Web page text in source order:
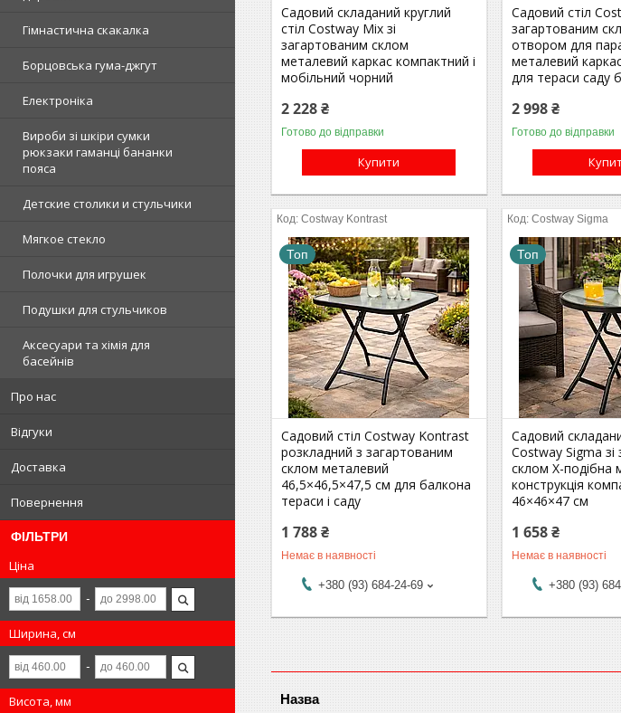
Гімнастична скакалка
Борцовська гума-джгут
Електроніка
Вироби зі шкіри сумки
рюкзаки гаманці бананки
пояса
Детские столики и стульчики
Мягкое стекло
Полочки для игрушек
Подушки для стульчиков
Аксесуари та хімія для
басейнів
Про нас
Відгуки
Доставка
Повернення
ФІЛЬТРИ
Ціна
Ширина, см
Висота, мм
Садовий складаний круглий
стіл Costway Mix зі
загартованим склом
металевий каркас компактний і
мобільний чорний
2 228 ₴
Готово до відправки
Купити
Садовий стіл
загартованим
отвором для
металевий
для тераси саду
2 998 ₴
Готово до відправки
Costway Kontrast
Топ
Садовий стіл Costway Kontrast
розкладний з загартованим
склом металевий
46,5×46,5×47,5 см для балкона
тераси і саду
1 788 ₴
Немає в наявності
+380 (93) 684-24-69
Costway Sigma
Топ
Садовий
Costway Sigma
склом X-подібна
конструкція
46×46×47 см
1 658 ₴
Немає в наявності
+380 (93)